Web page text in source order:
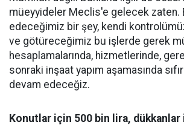
müeyyideler Meclis'e gelecek zaten.
edeceğimiz bir şey, kendi
ve götüreceğimiz bu işlerde gerek
hesaplamalarında, hizmetlerinde,
sonraki inşaat yapım aşamasında
devam edeceğiz.
Konutlar için 500 bin lira,